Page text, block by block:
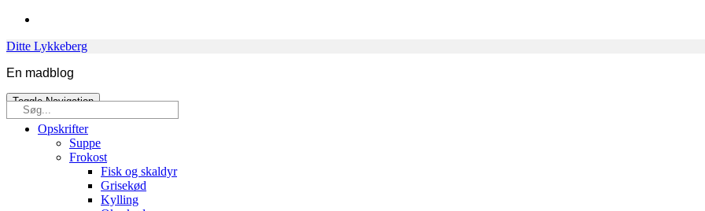
Skip
content
Ditte Lykkeberg
En madblog
Søg
efter:
Toggle Navigation
Opskrifter
Suppe
Frokost
Fisk og skaldyr
Grisekød
Kylling